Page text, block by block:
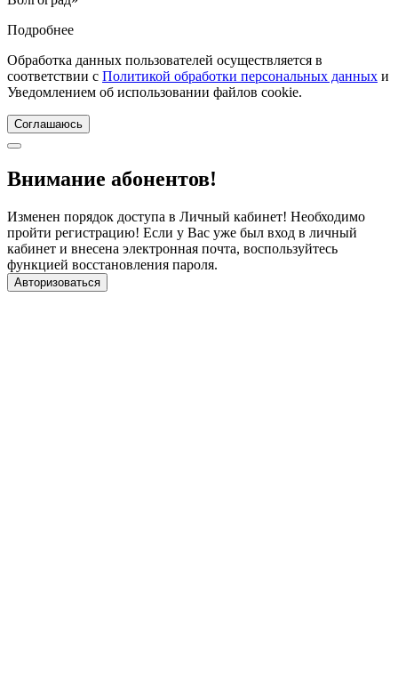
Подробнее
Обработка данных пользователей осуществляется в
соответствии с Политикой обработки персональных данных и
Уведомлением об использовании файлов cookie.
Соглашаюсь
Внимание абонентов!
Изменен порядок доступа в Личный кабинет! Необходимо
пройти регистрацию! Если у Вас уже был вход в личный
кабинет и внесена электронная почта, воспользуйтесь
функцией восстановления пароля.
Авторизоваться